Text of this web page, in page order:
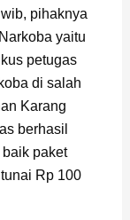
pihaknya
yaitu
petugas
di salah
Karang
berhasil
paket
Rp 100